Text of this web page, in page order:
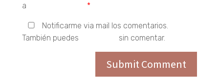
a
*
Notificarme via mail los comentarios.
También puedes
sin comentar.